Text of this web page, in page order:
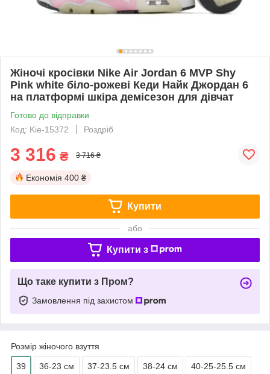
Жіночі кросівки Nike Air Jordan 6 MVP Shy
Pink white біло-рожеві Кеди Найк Джордан 6
на платформі шкіра демісезон для дівчат
Готово до відправки
Код: Kie-15372
Роздріб
3 316 ₴ 3 716 ₴
Економія 400 ₴
Купити
або
Купити з
Що таке купити з Пром?
Замовлення під захистом
Розмір жіночого взуття
39 36-23 cм 37-23.5 см 38-24 см 40-25-25.5 см